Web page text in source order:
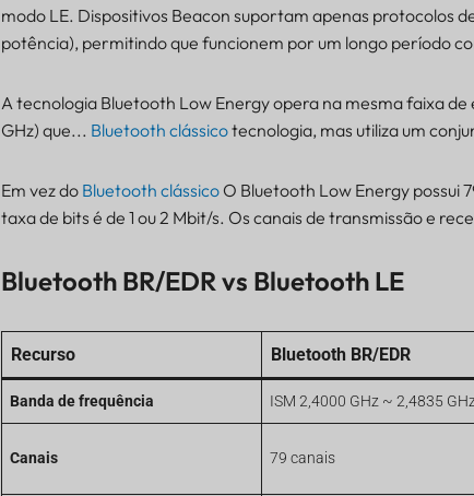
modo LE. Dispositivos Beacon suportam apenas protocolos
potência), permitindo que funcionem por um longo período
A tecnologia Bluetooth Low Energy opera na mesma faixa
GHz) que... Bluetooth clássicotecnologia, mas utiliza um
Em vez do Bluetooth clássicoO Bluetooth Low Energy possui
taxa de bits é de 1 ou 2 Mbit/s. Os canais de transmissão e
Bluetooth BR/EDR vs Bluetooth LE
Recurso Bluetooth BR/EDR
Banda de frequência ISM 2,4000 GHz ~ 2,4835
Canais 79 canais